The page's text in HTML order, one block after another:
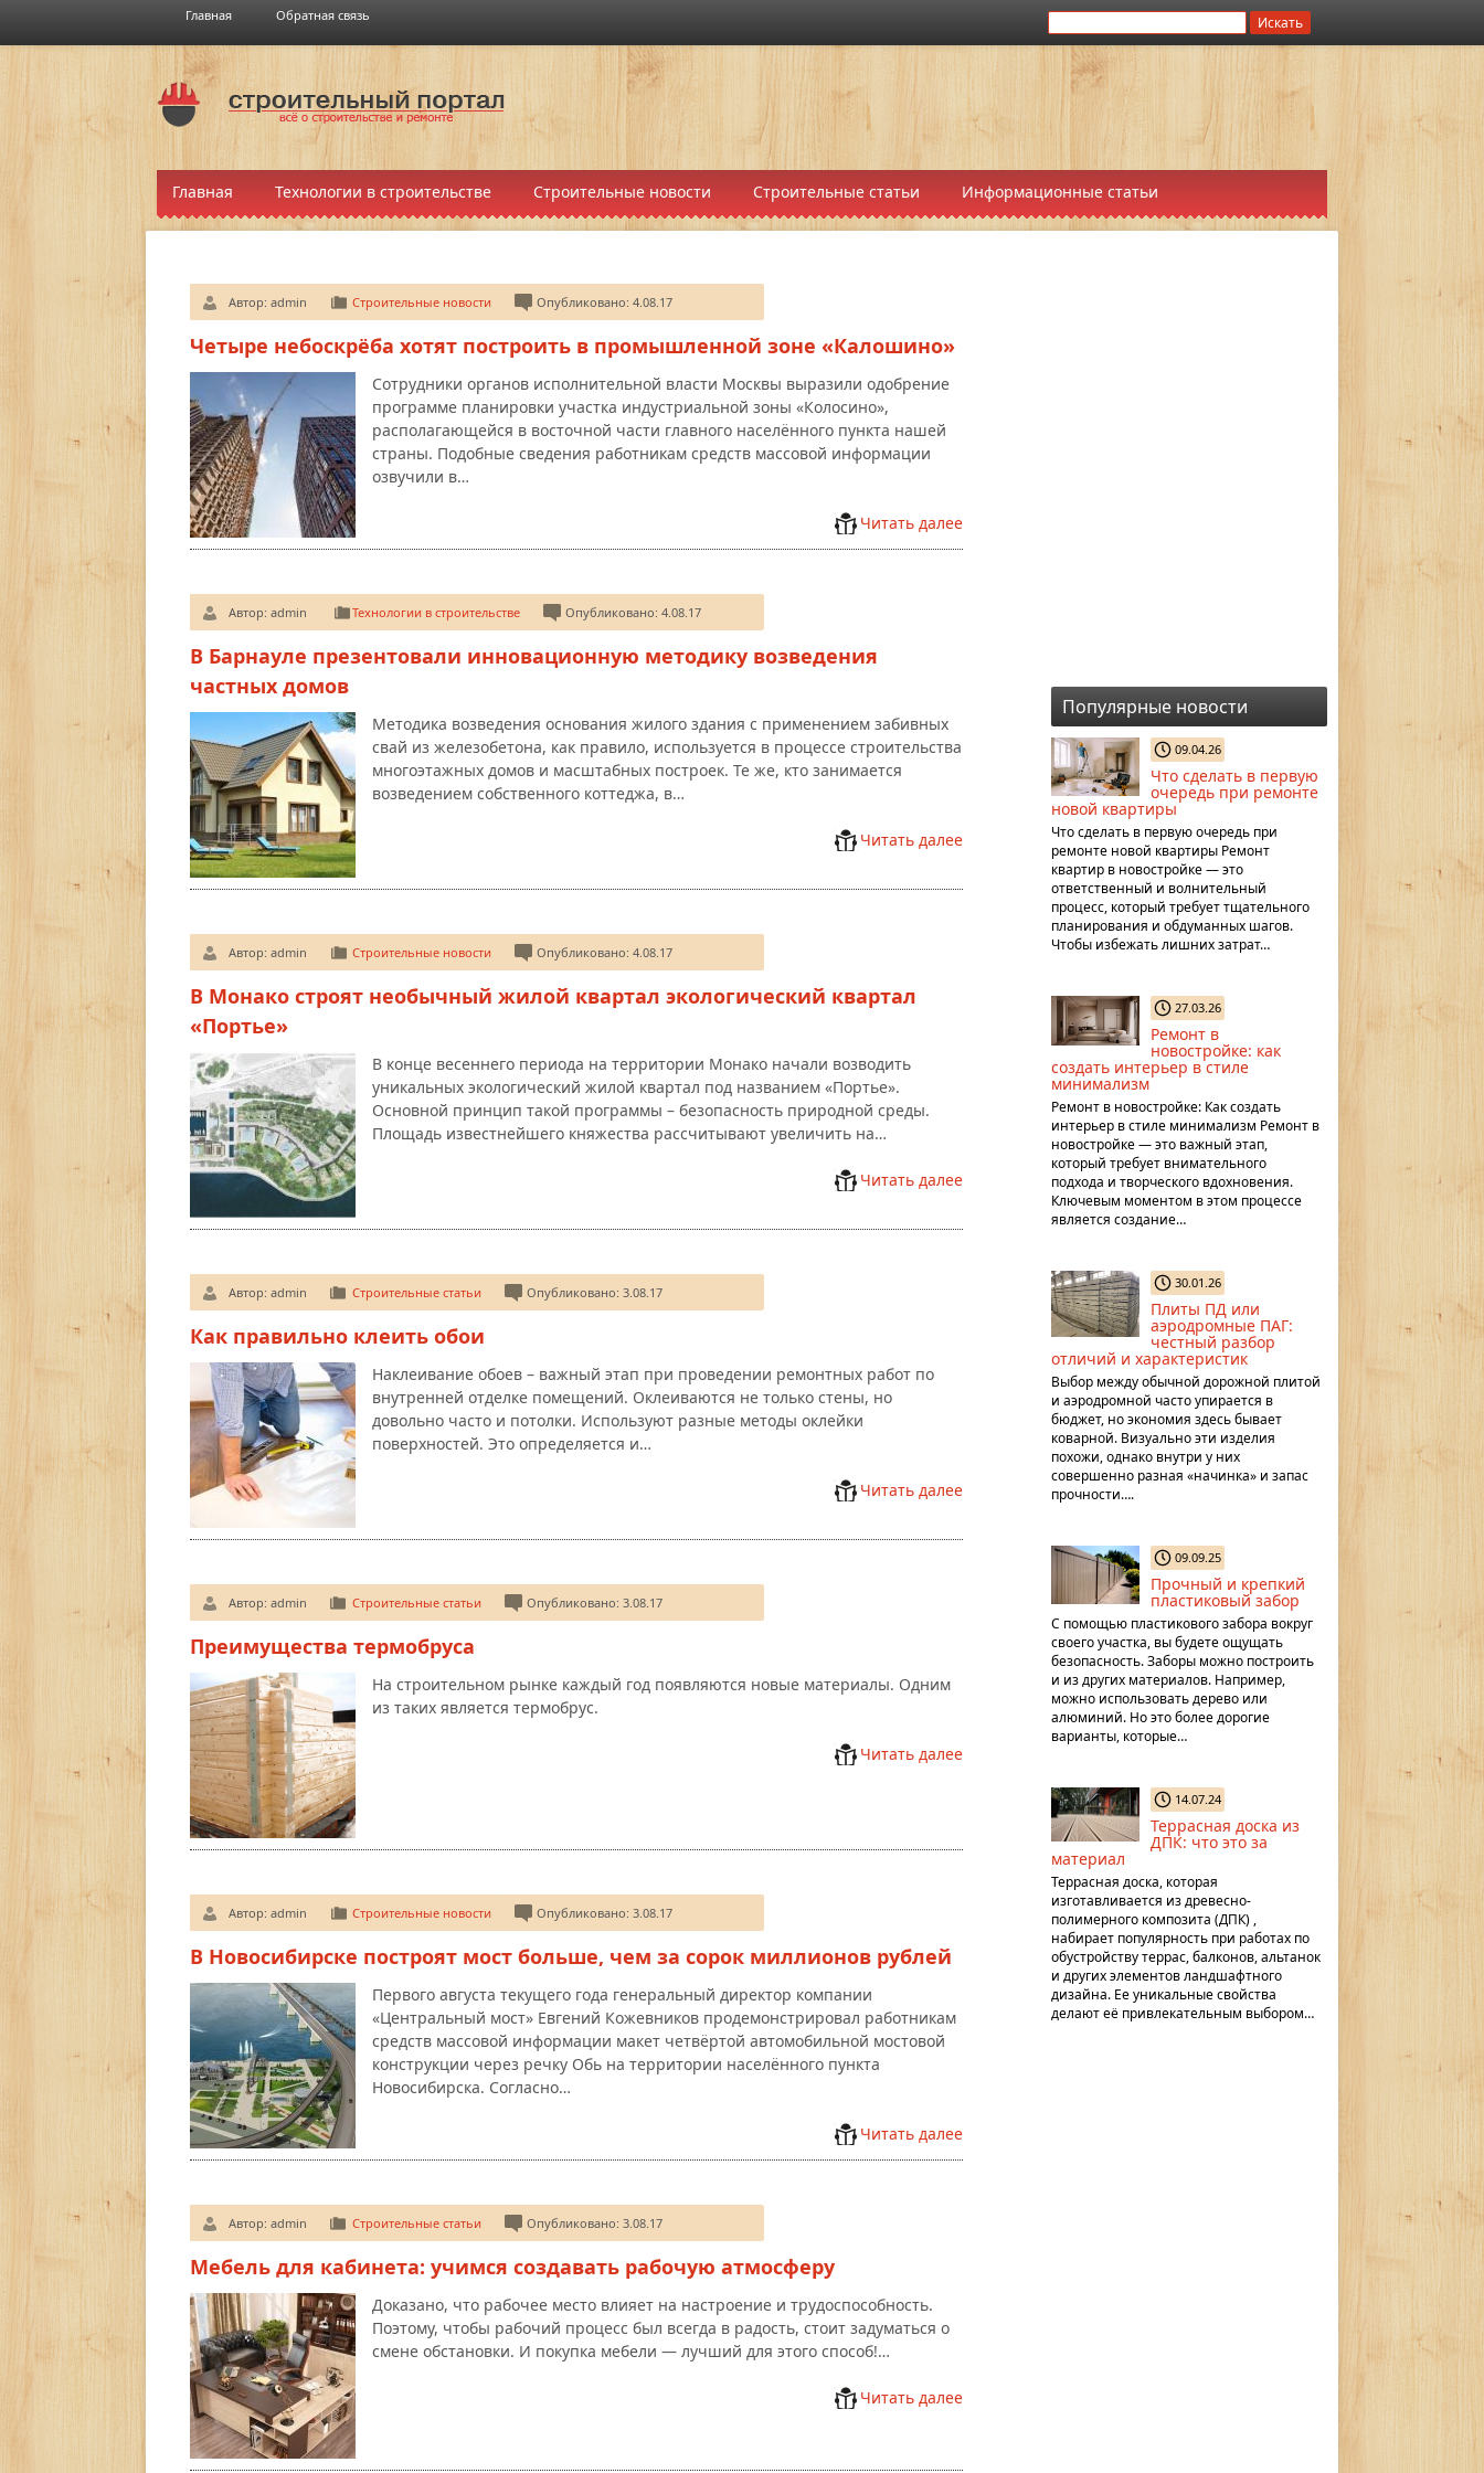
Главная Обратная связь
Главная Технологии в строительстве Строительные новости Строительные статьи Информационные статьи
Автор: admin Строительные новости Опубликовано: 4.08.17
Четыре небоскрёба хотят построить в промышленной зоне «Калошино»
Сотрудники органов исполнительной власти Москвы выразили одобрение
программе планировки участка индустриальной зоны «Колосино»,
располагающейся в восточной части главного населённого пункта нашей
страны. Подобные сведения работникам средств массовой информации
озвучили в…
Читать далее
Автор: admin Технологии в строительстве Опубликовано: 4.08.17
В Барнауле презентовали инновационную методику возведения
частных домов
Методика возведения основания жилого здания с применением забивных
свай из железобетона, как правило, используется в процессе строительства
многоэтажных домов и масштабных построек. Те же, кто занимается
возведением собственного коттеджа, в…
Читать далее
Автор: admin Строительные новости Опубликовано: 4.08.17
В Монако строят необычный жилой квартал экологический квартал
«Портье»
В конце весеннего периода на территории Монако начали возводить
уникальных экологический жилой квартал под названием «Портье».
Основной принцип такой программы – безопасность природной среды.
Площадь известнейшего княжества рассчитывают увеличить на…
Читать далее
Автор: admin Строительные статьи Опубликовано: 3.08.17
Как правильно клеить обои
Наклеивание обоев – важный этап при проведении ремонтных работ по
внутренней отделке помещений. Оклеиваются не только стены, но
довольно часто и потолки. Используют разные методы оклейки
поверхностей. Это определяется и…
Читать далее
Автор: admin Строительные статьи Опубликовано: 3.08.17
Преимущества термобруса
На строительном рынке каждый год появляются новые материалы. Одним
из таких является термобрус.
Читать далее
Автор: admin Строительные новости Опубликовано: 3.08.17
В Новосибирске построят мост больше, чем за сорок миллионов рублей
Первого августа текущего года генеральный директор компании
«Центральный мост» Евгений Кожевников продемонстрировал работникам
средств массовой информации макет четвёртой автомобильной мостовой
конструкции через речку Обь на территории населённого пункта
Новосибирска. Согласно…
Читать далее
Автор: admin Строительные статьи Опубликовано: 3.08.17
Мебель для кабинета: учимся создавать рабочую атмосферу
Доказано, что рабочее место влияет на настроение и трудоспособность.
Поэтому, чтобы рабочий процесс был всегда в радость, стоит задуматься о
смене обстановки. И покупка мебели — лучший для этого способ!…
Читать далее
Популярные новости
09.04.26
Что сделать в первую
очередь при ремонте
новой квартиры
Что сделать в первую очередь при
ремонте новой квартиры Ремонт
квартир в новостройке — это
ответственный и волнительный
процесс, который требует тщательного
планирования и обдуманных шагов.
Чтобы избежать лишних затрат…
27.03.26
Ремонт в
новостройке: как
создать интерьер в стиле
минимализм
Ремонт в новостройке: Как создать
интерьер в стиле минимализм Ремонт в
новостройке — это важный этап,
который требует внимательного
подхода и творческого вдохновения.
Ключевым моментом в этом процессе
является создание…
30.01.26
Плиты ПД или
аэродромные ПАГ:
честный разбор
отличий и характеристик
Выбор между обычной дорожной плитой
и аэродромной часто упирается в
бюджет, но экономия здесь бывает
коварной. Визуально эти изделия
похожи, однако внутри у них
совершенно разная «начинка» и запас
прочности….
09.09.25
Прочный и крепкий
пластиковый забор
С помощью пластикового забора вокруг
своего участка, вы будете ощущать
безопасность. Заборы можно построить
и из других материалов. Например,
можно использовать дерево или
алюминий. Но это более дорогие
варианты, которые…
14.07.24
Террасная доска из
ДПК: что это за
материал
Террасная доска, которая
изготавливается из древесно-
полимерного композита (ДПК) ,
набирает популярность при работах по
обустройству террас, балконов, альтанок
и других элементов ландшафтного
дизайна. Ее уникальные свойства
делают её привлекательным выбором…